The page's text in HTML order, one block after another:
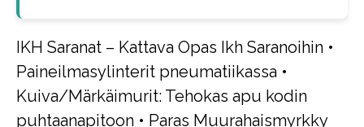
IKH Saranat – Kattava Opas Ikh Saranoihin •
Paineilmasylinterit pneumatiikassa •
Kuiva/Märkäimurit: Tehokas apu kodin
puhtaanapitoon • Paras Muurahaismyrkky